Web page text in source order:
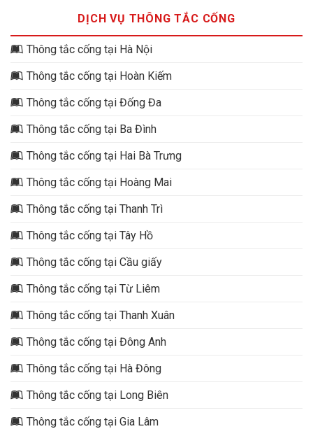
DỊCH VỤ THÔNG TẮC CỐNG
Thông tắc cống tại Hà Nội
Thông tắc cống tại Hoàn Kiếm
Thông tắc cống tại Đống Đa
Thông tắc cống tại Ba Đình
Thông tắc cống tại Hai Bà Trưng
Thông tắc cống tại Hoàng Mai
Thông tắc cống tại Thanh Trì
Thông tắc cống tại Tây Hồ
Thông tắc cống tại Cầu giấy
Thông tắc cống tại Từ Liêm
Thông tắc cống tại Thanh Xuân
Thông tắc cống tại Đông Anh
Thông tắc cống tại Hà Đông
Thông tắc cống tại Long Biên
Thông tắc cống tại Gia Lâm